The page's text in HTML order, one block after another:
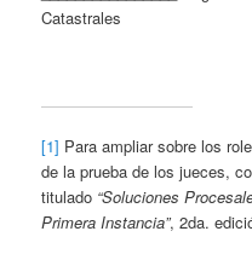
Catastrales
[1] Para ampliar sobre los
de la prueba de los jueces,
titulado “Soluciones
Primera Instancia”, 2da.